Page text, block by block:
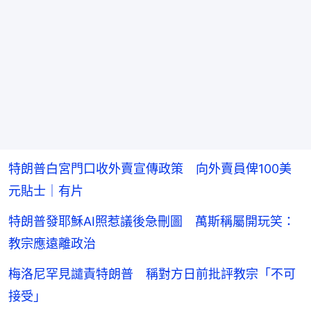
特朗普白宮門口收外賣宣傳政策 向外賣員俾100美
元貼士｜有片
特朗普發耶穌AI照惹議後急刪圖 萬斯稱屬開玩笑：
教宗應遠離政治
梅洛尼罕見譴責特朗普 稱對方日前批評教宗「不可
接受」